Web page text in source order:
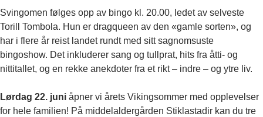
Svingomen følges opp av bingo kl. 20.00, ledet av selveste
Torill Tombola. Hun er dragqueen av den «gamle sorten», og
har i flere år reist landet rundt med sitt sagnomsuste
bingoshow. Det inkluderer sang og tullprat, hits fra åtti- og
nittitallet, og en rekke anekdoter fra et rikt – indre – og ytre liv.
Lørdag 22. juni åpner vi årets Vikingsommer med opplevelser
for hele familien! På middelaldergården Stiklastadir kan du tre